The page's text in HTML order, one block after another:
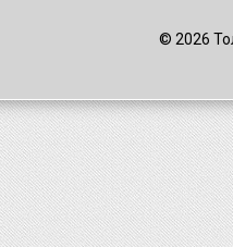
© 2026